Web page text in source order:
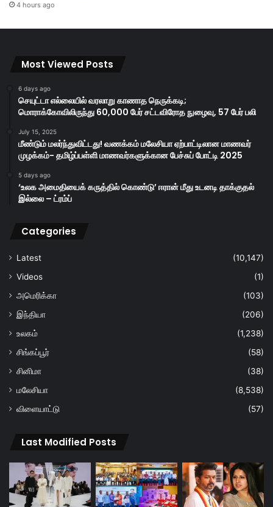
4 hours ago
Most Viewed Posts
6 days ago
செயுட்டா எல்லையில் வரலாறு காணாத நெருக்கடி;
மொராக்கோவிலிருந்து 60,000 பேர் சட்டவிரோத நுழைவு, 57 பேர் பலி
July 15, 2025
மீண்டும் மலர்ந்துவிட்டது! வணக்கம் மலேசியா ஏற்பாட்டிலான மாணவர்
முழக்கம்- தமிழ்ப்பள்ளி மாணவர்களுக்கான பேச்சுப் போட்டி 2025
5 days ago
‘உலக அமைதியைக் கருத்தில் கொண்டு’ ஈரான் மீது உடனடி தாக்குதல்
இல்லை – ட்ரம்ப்
Categories
Latest
(10,147)
Videos
(1)
அமெரிக்கா
(103)
இந்தியா
(206)
உலகம்
(1,238)
சிங்கப்பூர்
(58)
சினிமா
(38)
மலேசியா
(8,538)
விளையாட்டு
(57)
Last Modified Posts